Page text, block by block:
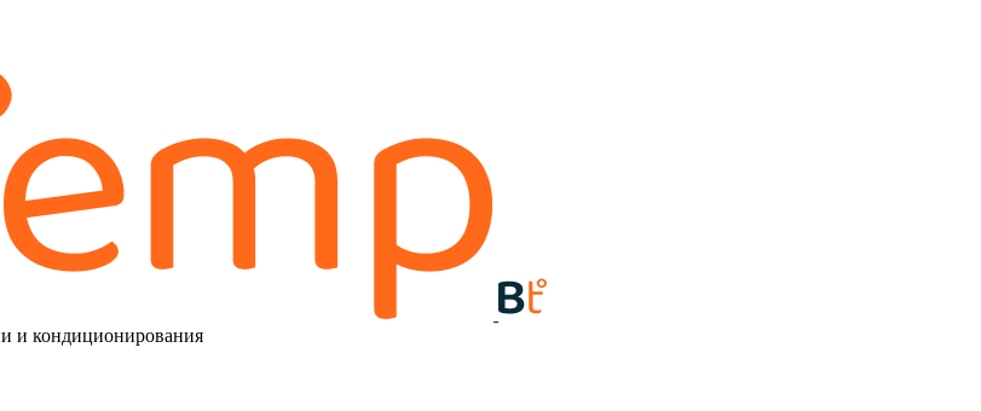
и кондиционирования